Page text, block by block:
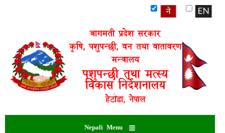
बागमती प्रदेश सरकार
कृषि, पशुपन्छी, वन तथा वातावरण
मन्त्रालय
पशुपन्छी तथा मत्स्य
विकास निर्देशनालय
हेटौंडा, नेपाल
Nepali Menu